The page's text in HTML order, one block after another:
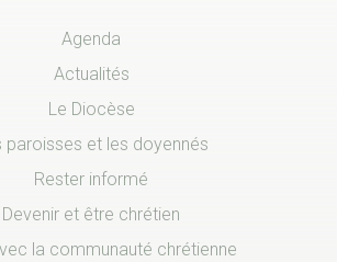
Agenda
Actualités
Le Diocèse
paroisses et les doyennés
Rester informé
Devenir et être chrétien
la communauté chrétienne